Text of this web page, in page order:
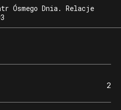
Ósmego Dnia. Relacje
2